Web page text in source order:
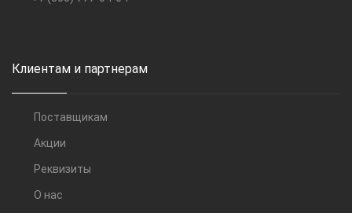
Клиентам и партнерам
Поставщикам
Акции
Реквизиты
О нас